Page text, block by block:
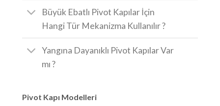
Büyük Ebatlı Pivot Kapılar İçin
Hangi Tür Mekanizma Kullanılır ?
Yangına Dayanıklı Pivot Kapılar Var
mı ?
Pivot Kapı Modelleri